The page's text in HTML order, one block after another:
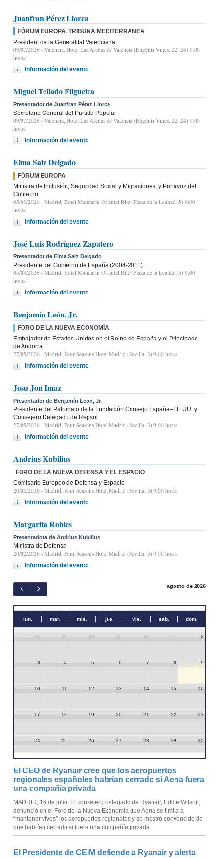
Juanfran Pérez Llorca
FÓRUM EUROPA. TRIBUNA MEDITERRANEA
President de la Generalitat Valenciana
09/07/2026 - Valencia, Hotel Las Arenas de Valencia (Eugènia Viñes, 22, 24) 9.00
horas
Información del evento
Miguel Tellado Filgueira
Presentador de Juanfran Pérez Llorca
Secretario General del Partido Popular
09/07/2026 - Valencia, Hotel Las Arenas de Valencia (Eugènia Viñes, 22, 24) 9.00
horas
Información del evento
Elma Saiz Delgado
FÓRUM EUROPA
Ministra de Inclusión, Seguridad Social y Migraciones, y Portavoz del
Gobierno
05/03/2026 - Madrid, Hotel Mandarin Oriental Ritz (Plaza de la Lealtad, 5) 9:00
horas
Información del evento
José Luis Rodríguez Zapatero
Presentador de Elma Saiz Delgado
Presidente del Gobierno de España (2004-2011)
05/03/2026 - Madrid, Hotel Mandarin Oriental Ritz (Plaza de la Lealtad, 5) 9:00
horas
Información del evento
Benjamín León, Jr.
FORO DE LA NUEVA ECONOMÍA
Embajador de Estados Unidos en el Reino de España y el Principado
de Andorra
27/05/2026 - Madrid, Four Seasons Hotel Madrid (Sevilla, 3) 9.00 horas
Información del evento
Josu Jon Imaz
Presentador de Benjamín León, Jr.
Presidente del Patronato de la Fundación Consejo España–EE.UU. y
Consejero Delegado de Repsol
27/05/2026 - Madrid, Four Seasons Hotel Madrid (Sevilla, 3) 9.00 horas
Información del evento
Andrius Kubilius
FORO DE LA NUEVA DEFENSA Y EL ESPACIO
Comisario Europeo de Defensa y Espacio
20/02/2026 - Madrid, Four Seasons Hotel Madrid (Sevilla, 3) 9:00 horas
Información del evento
Margarita Robles
Presentadora de Andrius Kubilius
Ministra de Defensa
20/02/2026 - Madrid, Four Seasons Hotel Madrid (Sevilla, 3) 9:00 horas
Información del evento
agosto de 2026
lun. mar. mié. jue. vie. sáb. dom.
27 28 29 30 31 1 2
3 4 5 6 7 8 9
10 11 12 13 14 15 16
17 18 19 20 21 22 23
24 25 26 27 28 29 30
El CEO de Ryanair cree que los aeropuertos
regionales españoles habrían cerrado si Aena fuera
una compañía privada
MADRID, 16 de julio. El consejero delegado de Ryanair, Eddie Wilson,
denunció en el Foro de la Nueva Economía que Aena se limita a
“mantener vivos” los aeropuertos regionales y se mostró convencido de
que habrían cerrado si fuera una compañía privada.
El Presidente de CEIM defiende a Ryanair y alerta